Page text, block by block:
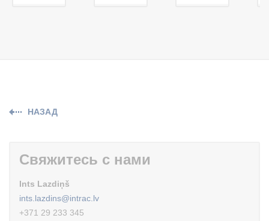
НАЗАД
Свяжитесь с нами
Ints Lazdiņš
ints.lazdins@intrac.lv
+371 29 233 345